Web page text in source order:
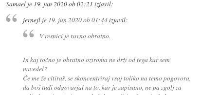
Samael je 19. jun 2020 ob 02:21 izjavil:
jernejlje 19. jun 2020 ob 01:44izjavil:
V resnici je ravno obratno.
In kaj točno je obratno oziroma ne drži od tega kar sem
navedel?
Če me že citiraš, se skoncentriraj vsaj toliko na temo pogovora,
da boš tudi odgovarjal na to, kar je zapisano, ne pa zgolj za